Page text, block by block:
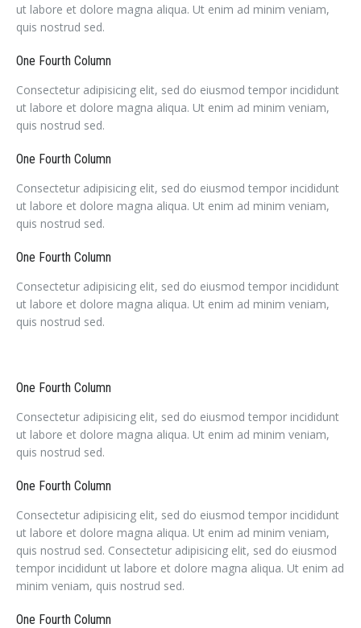
ut labore et dolore magna aliqua. Ut enim ad minim veniam,
quis nostrud sed.
One Fourth Column
Consectetur adipisicing elit, sed do eiusmod tempor incididunt
ut labore et dolore magna aliqua. Ut enim ad minim veniam,
quis nostrud sed.
One Fourth Column
Consectetur adipisicing elit, sed do eiusmod tempor incididunt
ut labore et dolore magna aliqua. Ut enim ad minim veniam,
quis nostrud sed.
One Fourth Column
Consectetur adipisicing elit, sed do eiusmod tempor incididunt
ut labore et dolore magna aliqua. Ut enim ad minim veniam,
quis nostrud sed.
One Fourth Column
Consectetur adipisicing elit, sed do eiusmod tempor incididunt
ut labore et dolore magna aliqua. Ut enim ad minim veniam,
quis nostrud sed.
One Fourth Column
Consectetur adipisicing elit, sed do eiusmod tempor incididunt
ut labore et dolore magna aliqua. Ut enim ad minim veniam,
quis nostrud sed. Consectetur adipisicing elit, sed do eiusmod
tempor incididunt ut labore et dolore magna aliqua. Ut enim ad
minim veniam, quis nostrud sed.
One Fourth Column